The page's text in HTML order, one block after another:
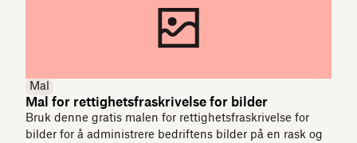
Mal
Mal for rettighetsfraskrivelse for bilder
Bruk denne gratis malen for rettighetsfraskrivelse for
bilder for å administrere bedriftens bilder på en rask og